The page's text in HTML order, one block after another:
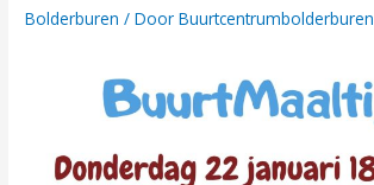
Bolderburen / DoorBuurtcentrumbolderburen